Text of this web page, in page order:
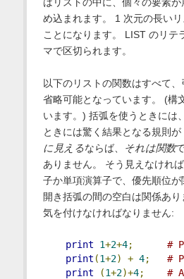
め込まれます。 1 次元の長い
ことになります。 LIST のリテ
マで区切られます。
以下のリストの関数はすべて
省略可能となっています。 (構
います。) 括弧を使うときには
ときには驚く結果となる規則
に見えるならば、 それは関数
ありません。 そう見えなけれ
子か単項演算子で、優先順位が
開き括弧の間の空白は関係あ
気を付けなければなりません:
print 1+2+4;
#
print (1+2) + 4;
#
print
(1+2)+4;
#